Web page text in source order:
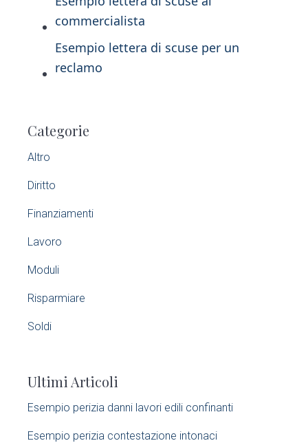
commercialista
Esempio lettera di scuse per un
reclamo
m
a
S
d
e
Categorie
Altro
Diritto
Finanziamenti
Lavoro
Moduli
Risparmiare
Soldi
Ultimi Articoli
Esempio perizia danni lavori edili confinanti​
Esempio perizia contestazione intonaci​